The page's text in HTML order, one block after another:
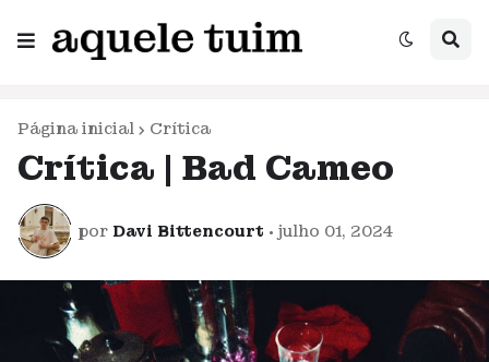
Página inicial Crítica
Crítica | Bad Cameo
por Davi Bittencourt • julho 01, 2024